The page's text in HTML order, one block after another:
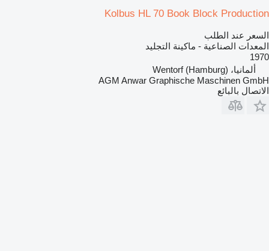
Kolbus HL 70 Book Block Production
السعر عند الطلب
المعدات الصناعية - ماكينة التجليد
1970
ألمانيا، Wentorf (Hamburg)
AGM Anwar Graphische Maschinen GmbH
الاتصال بالبائع